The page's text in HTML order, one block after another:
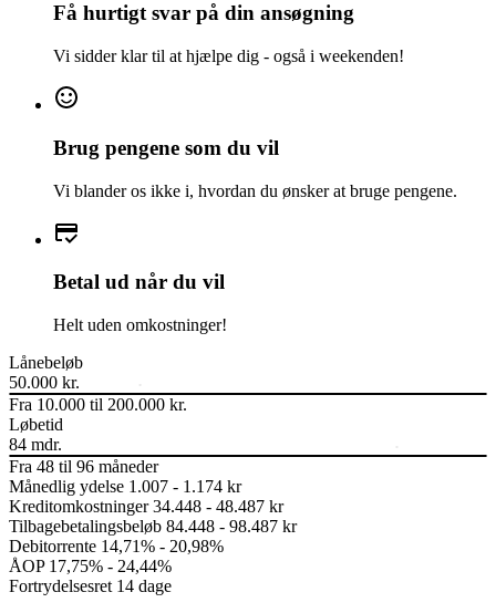
Få hurtigt svar på din ansøgning
Vi sidder klar til at hjælpe dig - også i weekenden!
Brug pengene som du vil
Vi blander os ikke i, hvordan du ønsker at bruge pengene.
Betal ud når du vil
Helt uden omkostninger!
Lånebeløb
50.000 kr.
Fra 10.000 til 200.000 kr.
Løbetid
84 mdr.
Fra 48 til 96 måneder
Månedlig ydelse 1.007 - 1.174 kr
Kreditomkostninger 34.448 - 48.487 kr
Tilbagebetalingsbeløb 84.448 - 98.487 kr
Debitorrente 14,71% - 20,98%
ÅOP 17,75% - 24,44%
Fortrydelsesret 14 dage